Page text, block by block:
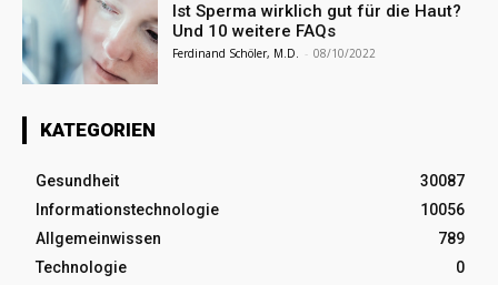
Ist Sperma wirklich gut für die Haut?
Und 10 weitere FAQs
Ferdinand Schöler, M.D. - 08/10/2022
KATEGORIEN
Gesundheit
30087
Informationstechnologie
10056
Allgemeinwissen
789
Technologie
0